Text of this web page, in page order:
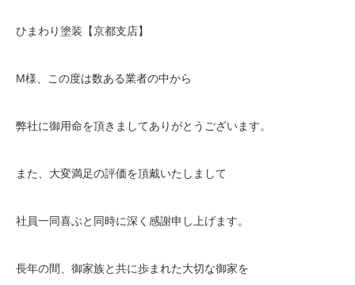
ひまわり塗装【京都支店】
M様、この度は数ある業者の中から
弊社に御用命を頂きましてありがとうございます。
また、大変満足の評価を頂戴いたしまして
社員一同喜ぶと同時に深く感謝申し上げます。
長年の間、御家族と共に歩まれた大切な御家を